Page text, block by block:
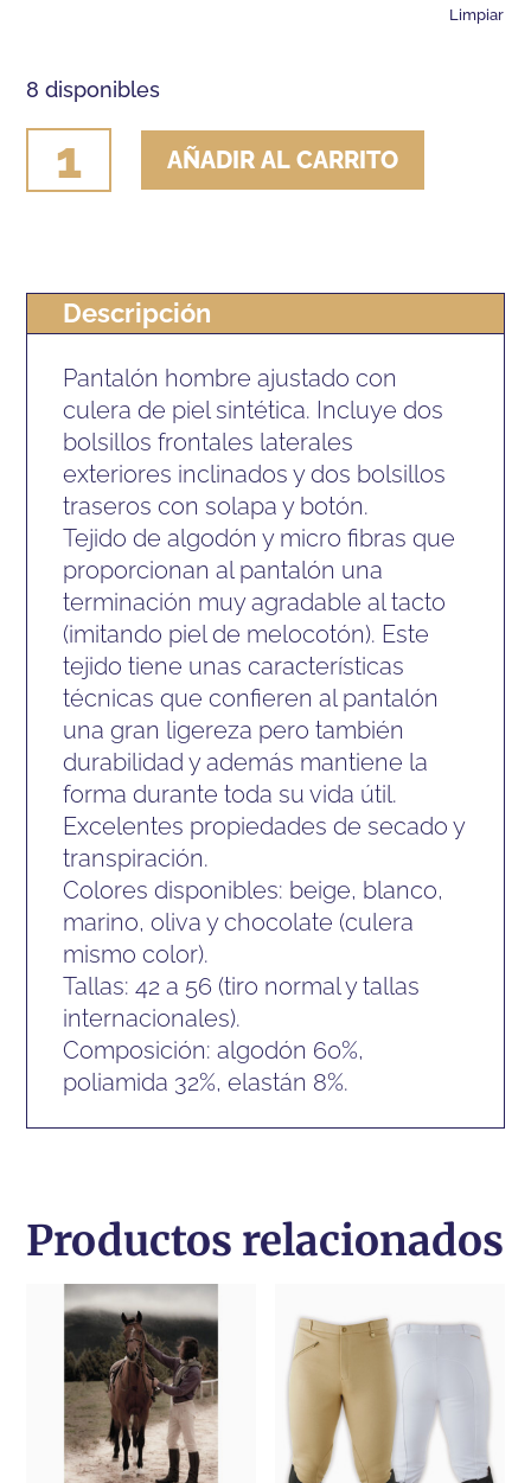
Limpiar
8 disponibles
PANTALON
LEXHIS
HOMBRE
cantidad
AÑADIR AL CARRITO
Descripción
Pantalón hombre ajustado con
culera de piel sintética. Incluye dos
bolsillos frontales laterales
exteriores inclinados y dos bolsillos
traseros con solapa y botón.
Tejido de algodón y micro fibras que
proporcionan al pantalón una
terminación muy agradable al tacto
(imitando piel de melocotón). Este
tejido tiene unas características
técnicas que confieren al pantalón
una gran ligereza pero también
durabilidad y además mantiene la
forma durante toda su vida útil.
Excelentes propiedades de secado y
transpiración.
Colores disponibles: beige, blanco,
marino, oliva y chocolate (culera
mismo color).
Tallas: 42 a 56 (tiro normal y tallas
internacionales).
Composición: algodón 60%,
poliamida 32%, elastán 8%.
Productos relacionados